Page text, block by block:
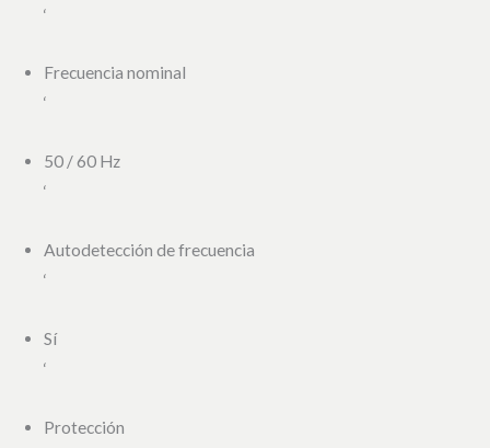
‘
Frecuencia nominal
‘
50 / 60 Hz
‘
Autodetección de frecuencia
‘
Sí
‘
Protección